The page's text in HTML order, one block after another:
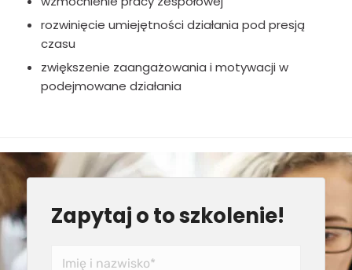
rozwinięcie umiejętności działania pod presją
czasu
zwiększenie zaangażowania i motywacji w
podejmowane działania
Zapytaj o to szkolenie!